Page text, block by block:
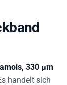
330 µm
handelt sich